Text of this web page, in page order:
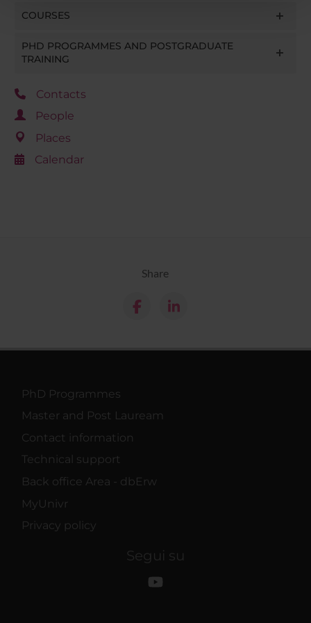
con altre informazioni che hai fornito loro o che hanno
COURSES
PHD PROGRAMMES AND POSTGRADUATE
TRAINING
Contacts
People
Places
Calendar
Share
PhD Programmes
Master and Post Lauream
Contact information
Technical support
Back office Area - dbErw
MyUnivr
Privacy policy
Segui su